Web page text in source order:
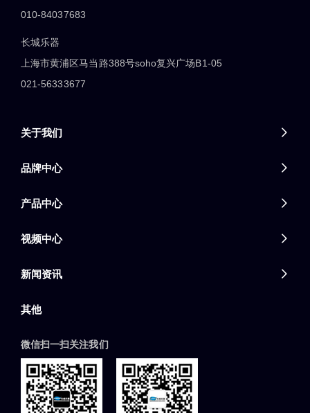
010-84037683
长城乐器
上海市黄浦区马当路388号soho复兴广场B1-05
021-56333677
关于我们 
品牌中心 
产品中心 
视频中心 
新闻资讯 
其他
微信扫一扫关注我们